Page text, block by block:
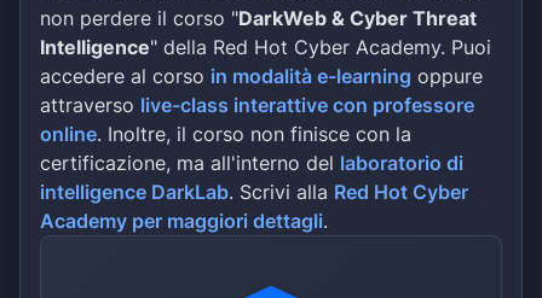
non perdere il corso "DarkWeb & Cyber Threat
Intelligence" della Red Hot Cyber Academy. Puoi
accedere al corso in modalità e-learning oppure
attraverso live-class interattive con professore
online. Inoltre, il corso non finisce con la
certificazione, ma all'interno del laboratorio di
intelligence DarkLab. Scrivi alla Red Hot Cyber
Academy per maggiori dettagli.